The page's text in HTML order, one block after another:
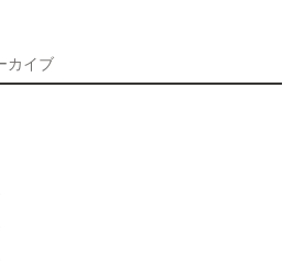
カイブ